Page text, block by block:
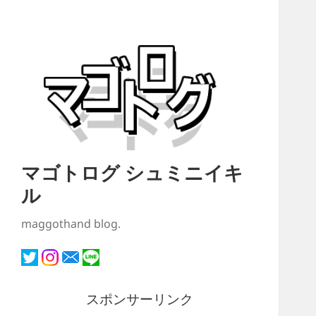
マゴトログ シュミニイキ
ル
maggothand blog.
スポンサーリンク